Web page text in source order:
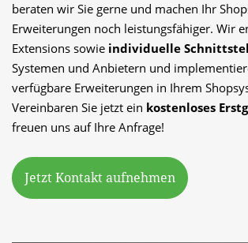
beraten wir Sie gerne und machen Ihr
Erweiterungen noch leistungsfähiger. Wir
Extensions sowie individuelle
Systemen und Anbietern und
verfügbare Erweiterungen in Ihrem
Vereinbaren Sie jetzt ein kostenloses
freuen uns auf Ihre Anfrage!
Jetzt Kontakt aufnehmen